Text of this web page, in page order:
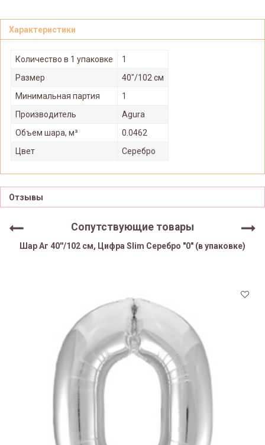
Характеристики
Количество в 1 упаковке
1
Размер
40"/102 см
Минимальная партия
1
Производитель
Agura
Объем шара, м³
0.0462
Цвет
Серебро
Отзывы
Сопутствующие товары
Шар Аг 40''/102 см, Цифра Slim Серебро "0" (в упаковке)